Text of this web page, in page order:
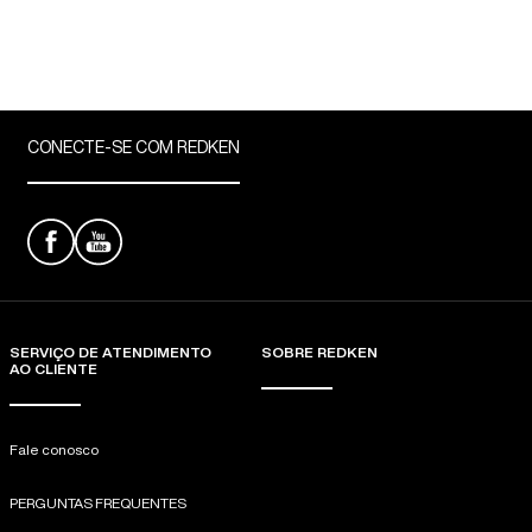
CONECTE-SE COM REDKEN
SERVIÇO DE ATENDIMENTO
AO CLIENTE
Fale conosco
PERGUNTAS FREQUENTES
SOBRE REDKEN